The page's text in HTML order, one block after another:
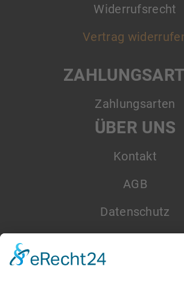
Widerrufsrecht
Vertrag
Zahlungsarten
ÜBER UNS
Kontakt
AGB
Datenschutz